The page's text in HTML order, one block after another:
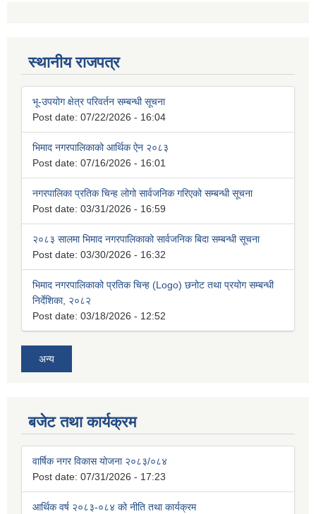
स्थानीय राजपत्र
भू-उपयोग क्षेत्र परिवर्तन सम्बन्धी सूचना
Post date: 07/22/2026 - 16:04
भिमाद नगरपालिकाको आर्थिक ऐन २०८३
Post date: 07/16/2026 - 16:01
नगरपालिका प्रतिक चिन्ह लोगो सार्वजनिक गरिएको सम्बन्धी सूचना
Post date: 03/31/2026 - 16:59
२०८३ सालमा भिमाद नगरपालिकाको सार्वजनिक बिदा सम्बन्धी सूचना
Post date: 03/30/2026 - 16:32
भिमाद नगरपालिकाको प्रतिक चिन्ह (Logo) छनोट तथा प्रयोग सम्बन्धी
निर्देशिका, २०८२
Post date: 03/18/2026 - 12:52
अन्य
बजेट तथा कार्यक्रम
वार्षिक नगर विकास योजना २०८३/०८४
Post date: 07/31/2026 - 17:23
आर्थिक वर्ष २०८३-०८४ को नीति तथा कार्यक्रम